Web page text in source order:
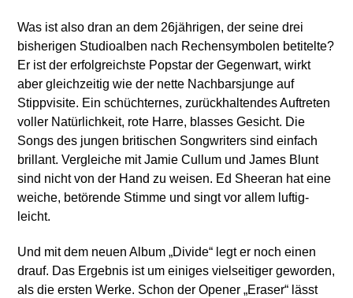
Was ist also dran an dem 26jährigen, der seine drei
bisherigen Studioalben nach Rechensymbolen betitelte?
Er ist der erfolgreichste Popstar der Gegenwart, wirkt
aber gleichzeitig wie der nette Nachbarsjunge auf
Stippvisite. Ein schüchternes, zurückhaltendes Auftreten
voller Natürlichkeit, rote Harre, blasses Gesicht. Die
Songs des jungen britischen Songwriters sind einfach
brillant. Vergleiche mit Jamie Cullum und James Blunt
sind nicht von der Hand zu weisen. Ed Sheeran hat eine
weiche, betörende Stimme und singt vor allem luftig-
leicht.
Und mit dem neuen Album „Divide“ legt er noch einen
drauf. Das Ergebnis ist um einiges vielseitiger geworden,
als die ersten Werke. Schon der Opener „Eraser“ lässt